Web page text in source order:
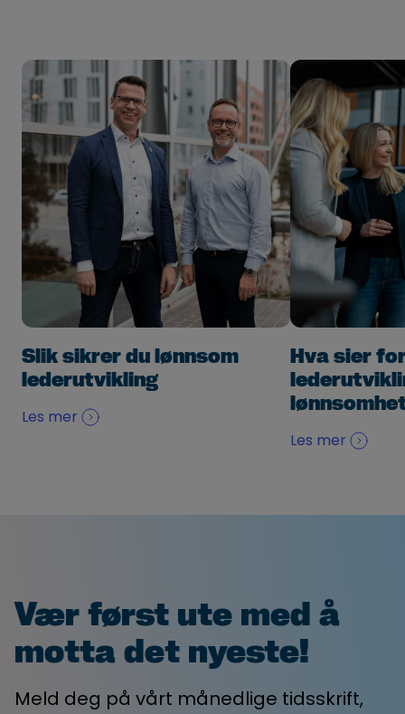
Slik sikrer du lønnsom
lederutvikling
Les mer
Hva sier
Les mer
Vær først ute med å
motta det nyeste!
Meld deg på vårt månedlige tidsskrift,